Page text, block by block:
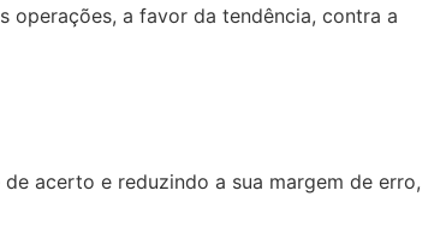
operações, a favor da tendência, contra a
acerto e reduzindo a sua margem de erro,